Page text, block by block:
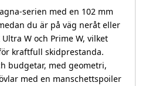
serien med en 102 mm
du är på väg neråt eller
W och Prime W, vilket
kraftfull skidprestanda.
budgetar, med geometri,
med en manschettspoiler